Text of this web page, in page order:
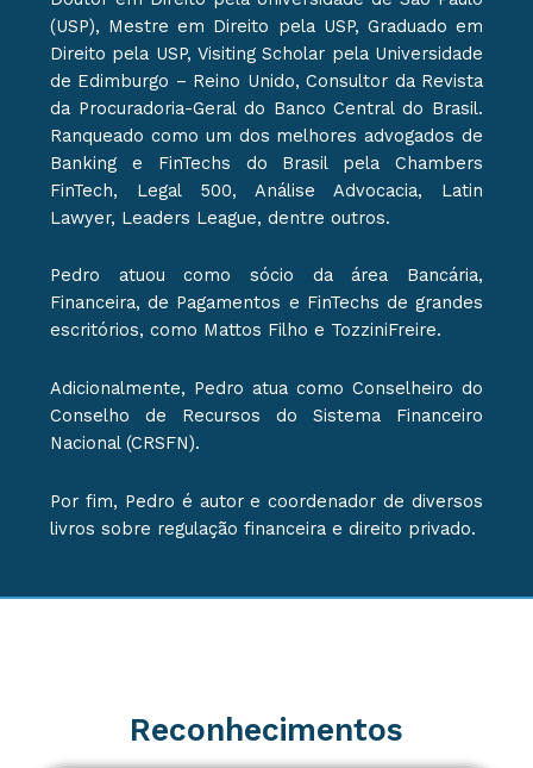
(USP), Mestre em Direito pela USP, Graduado em
Direito pela USP, Visiting Scholar pela Universidade
de Edimburgo – Reino Unido, Consultor da Revista
da Procuradoria-Geral do Banco Central do Brasil.
Ranqueado como um dos melhores advogados de
Banking e FinTechs do Brasil pela Chambers
FinTech, Legal 500, Análise Advocacia, Latin
Lawyer, Leaders League, dentre outros.
Pedro atuou como sócio da área Bancária,
Financeira, de Pagamentos e FinTechs de grandes
escritórios, como Mattos Filho e TozziniFreire.
Adicionalmente, Pedro atua como Conselheiro do
Conselho de Recursos do Sistema Financeiro
Nacional (CRSFN).
Por fim, Pedro é autor e coordenador de diversos
livros sobre regulação financeira e direito privado.
Reconhecimentos